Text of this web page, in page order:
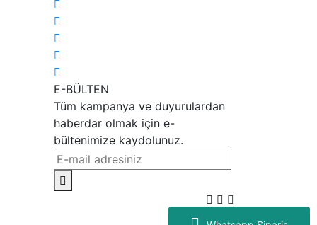
E-BÜLTEN
Tüm kampanya ve duyurulardan
haberdar olmak için e-
bültenimize kaydolunuz.